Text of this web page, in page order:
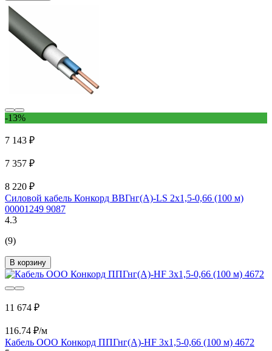
-13%
7 143 ₽
7 357 ₽
8 220 ₽
Силовой кабель Конкорд ВВГнг(А)-LS 2х1,5-0,66 (100 м)
00001249 9087
4.3
(9)
В корзину
11 674 ₽
116.74 ₽/м
Кабель ООО Конкорд ППГнг(А)-НF 3x1,5-0,66 (100 м) 4672